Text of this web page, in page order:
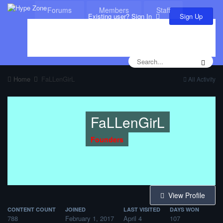
Forums Members
Staff
Existing user? Sign In Sign Up
All Activity
Home FaLLenGirL
FaLLenGirL
Founders
View Profile
CONTENT COUNT
788
JOINED
February 1, 2017
LAST VISITED
April 4
DAYS WON
107